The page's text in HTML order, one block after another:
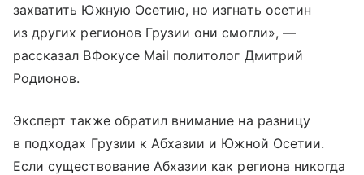
захватить Южную Осетию, но изгнать осетин
из других регионов Грузии они смогли», —
рассказал ВФокусе Mail политолог Дмитрий
Родионов.
Эксперт также обратил внимание на разницу
в подходах Грузии к Абхазии и Южной Осетии.
Если существование Абхазии как региона никогда